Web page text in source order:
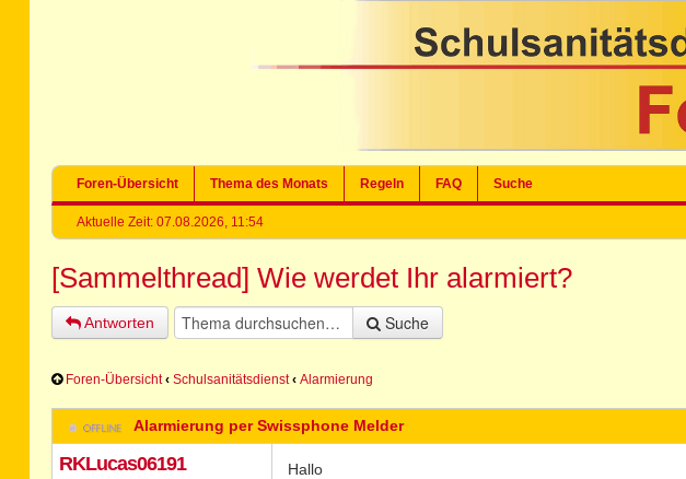
Foren-Übersicht Thema des Monats Regeln FAQ Suche
Aktuelle Zeit: 07.08.2026, 11:54
[Sammelthread] Wie werdet Ihr alarmiert?
Antworten Suche
Foren-Übersicht ‹ Schulsanitätsdienst ‹ Alarmierung
Alarmierung per Swissphone Melder
RKLucas06191
Hallo